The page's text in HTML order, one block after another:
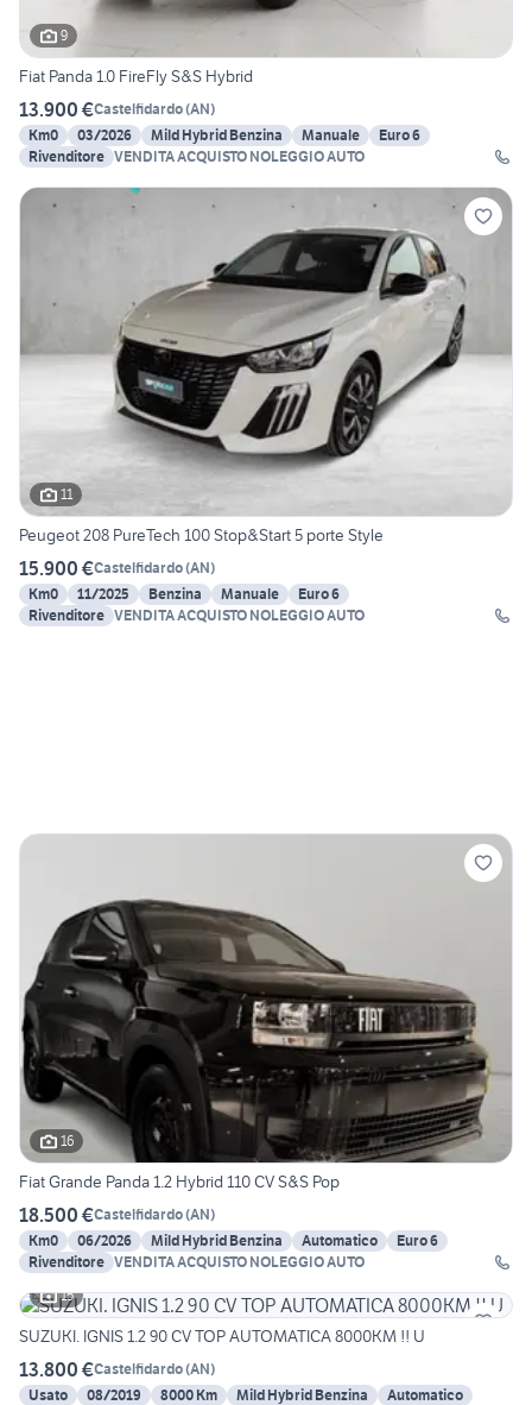
9
Fiat Panda 1.0 FireFly S&S Hybrid
13.900 €Castelfidardo(AN)
Km0
03/2026 Mild Hybrid Benzina Manuale
Euro 6
Rivenditore
VENDITA ACQUISTO NOLEGGIO AUTO
11
Peugeot 208 PureTech 100 Stop&Start 5 porte Style
15.900 €Castelfidardo(AN)
Km0
11/2025 Benzina Manuale
Euro 6
Rivenditore
VENDITA ACQUISTO NOLEGGIO AUTO
16
Fiat Grande Panda 1.2 Hybrid 110 CV S&S Pop
18.500 €Castelfidardo(AN)
Km0
06/2026 Mild Hybrid Benzina Automatico
Euro 6
Rivenditore
VENDITA ACQUISTO NOLEGGIO AUTO
15
SUZUKI. IGNIS 1.2 90 CV TOP AUTOMATICA 8000KM !! U
13.800 €Castelfidardo(AN)
Usato
08/2019 8000 Km Mild Hybrid Benzina
Automatico